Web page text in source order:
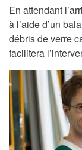
En attendant
à l’aide d’un
débris de verre
facilitera